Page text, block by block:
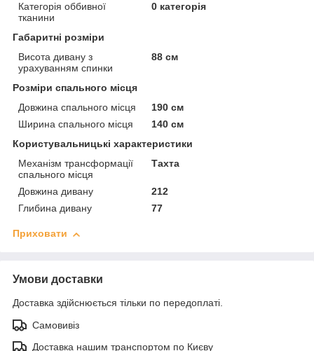
Категорія оббивної
тканини
0 категорія
Габаритні розміри
Висота дивану з
урахуванням спинки
88 см
Розміри спального місця
Довжина спального місця
190 см
Ширина спального місця
140 см
Користувальницькі характеристики
Механізм трансформації
спального місця
Тахта
Довжина дивану
212
Глибина дивану
77
Приховати
Умови доставки
Доставка здійснюється тільки по передоплаті.
Самовивіз
Доставка нашим транспортом по Києву